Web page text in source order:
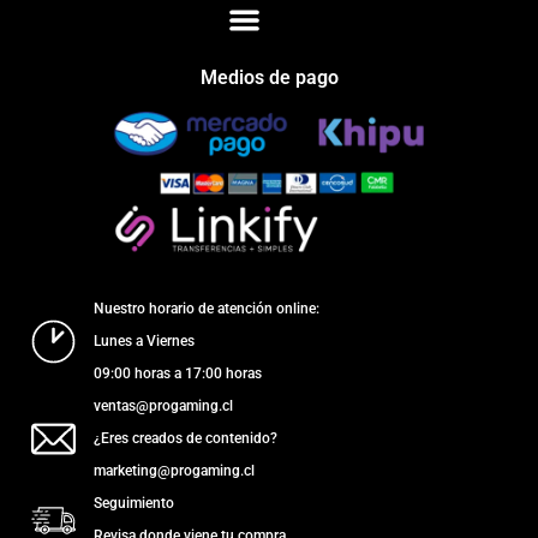
Medios de pago
Nuestro horario de atención online:
Lunes a Viernes
09:00 horas a 17:00 horas
ventas@progaming.cl
¿Eres creados de contenido?
marketing@progaming.cl
Seguimiento